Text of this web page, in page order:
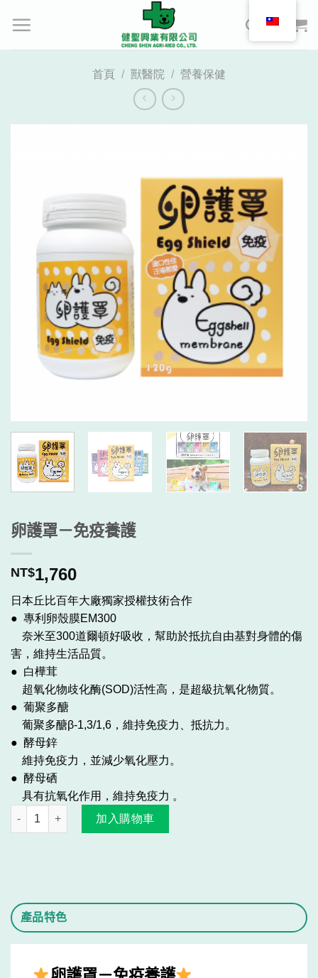
首頁 / 獸醫院 / 營養保健
卵護罩－免疫養護
NT$1,760
日本丘比百年大廠獨家授權技術合作
● 專利卵殼膜EM300
奈米至300道爾頓好吸收，幫助於抵抗自由基對身體的傷
害，維持生活品質。
● 白樺茸
超氧化物歧化酶(SOD)活性高，是超級抗氧化物質。
● 葡聚多醣
葡聚多醣β-1,3/1,6，維持免疫力、抵抗力。
● 酵母鋅
維持免疫力，並減少氧化壓力。
● 酵母硒
具有抗氧化作用，維持免疫力 。
卵護罩－免疫養護 數量
加入購物車
產品特色